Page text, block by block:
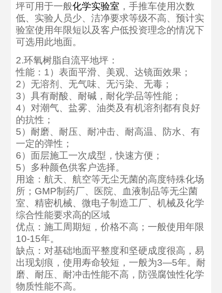
坪可用于一般化学实验室 ，手推车使用次数
低、实验人员少、洁净要求等级不高、预计实
验室使用年限短以及客户低投资理念的情况下
可选用此地面。
2.环氧树脂自流平地坪：
性能：1）表面平滑、美观、达镜面效果；
2）无溶剂、无气味、无污染、无毒；
3）具有耐酸、耐碱，耐化学品等性能；
4）对潮气、盐雾、油类及有机溶剂都有良好
的抗性；
5）耐磨、耐压、耐冲击、耐高温、防水、有
一定的弹性；
6）面层施工一次成型，快速方便；
5）多种颜色供客户选择。
用途：航天、航空等无尘无菌的高度特殊化场
所；GMP制药厂、医院、血液制品等无尘菌
室、精密机械、微电子制造工厂、机械及化学
综合性能要求高的区域
优点：施工周期短，价格不高；一般使用年限
10-15年。
缺点：对基础地面平整度和坚硬成度很高，易
出现划痕，使用寿命较短，一般为3—5年。耐
磨、耐压、耐冲击性能不高，防强腐蚀性化学
物质性能不高。